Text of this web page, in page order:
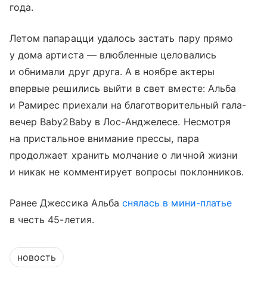
года.
Летом папарацци удалось застать пару прямо
у дома артиста — влюбленные целовались
и обнимали друг друга. А в ноябре актеры
впервые решились выйти в свет вместе: Альба
и Рамирес приехали на благотворительный гала-
вечер Baby2Baby в Лос-Анджелесе. Несмотря
на пристальное внимание прессы, пара
продолжает хранить молчание о личной жизни
и никак не комментирует вопросы поклонников.
Ранее Джессика Альбаснялась в мини-платье
в честь 45-летия.
новость